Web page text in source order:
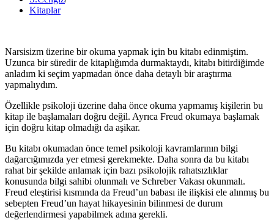
Kitaplar
Narsisizm üzerine bir okuma yapmak için bu kitabı edinmiştim.
Uzunca bir süredir de kitaplığımda durmaktaydı, kitabı bitirdiğimde
anladım ki seçim yapmadan önce daha detaylı bir araştırma
yapmalıydım.
Özellikle psikoloji üzerine daha önce okuma yapmamış kişilerin bu
kitap ile başlamaları doğru değil. Ayrıca Freud okumaya başlamak
için doğru kitap olmadığı da aşikar.
Bu kitabı okumadan önce temel psikoloji kavramlarının bilgi
dağarcığımızda yer etmesi gerekmekte. Daha sonra da bu kitabı
rahat bir şekilde anlamak için bazı psikolojik rahatsızlıklar
konusunda bilgi sahibi olunmalı ve Schreber Vakası okunmalı.
Freud eleştirisi kısmında da Freud’un babası ile ilişkisi ele alınmış bu
sebepten Freud’un hayat hikayesinin bilinmesi de durum
değerlendirmesi yapabilmek adına gerekli.